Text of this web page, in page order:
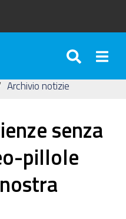
Archivio notizie
senza
pillole